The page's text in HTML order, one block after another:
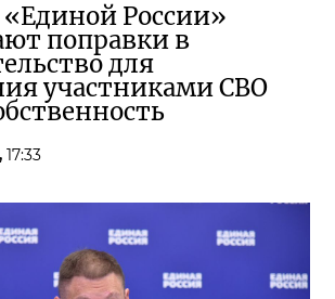
России»
поправки в
для
участниками СВО
17:33